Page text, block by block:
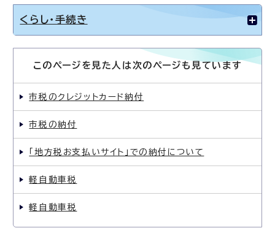
くらし・手続き
このページを見た人は次のページも見ています
市税のクレジットカード納付
市税の納付
「地方税お支払いサイト」での納付について
軽自動車税
軽自動車税